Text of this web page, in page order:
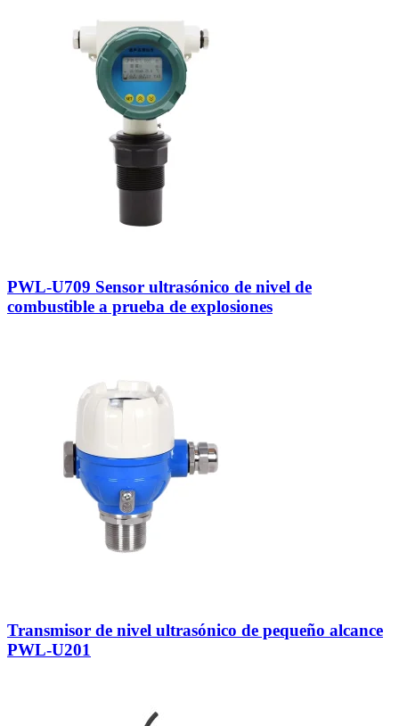
PWL-U709 Sensor ultrasónico de nivel de
combustible a prueba de explosiones
Transmisor de nivel ultrasónico de pequeño alcance
PWL-U201